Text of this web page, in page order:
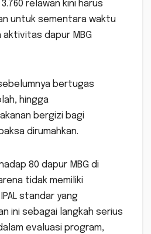
relawan kini harus
untuk sementara waktu
dapur MBG
bertugas
hingga
bergizi bagi
dirumahkan.
80 dapur MBG di
tidak memiliki
standar yang
ini sebagai langkah serius
evaluasi program,